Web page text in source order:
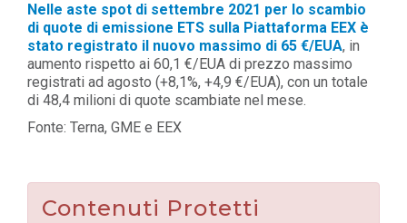
Nelle aste spot di settembre 2021 per lo scambio
di quote di emissione ETS sulla Piattaforma EEX è
stato registrato il nuovo massimo di 65 €/EUA, in
aumento rispetto ai 60,1 €/EUA di prezzo massimo
registrati ad agosto (+8,1%, +4,9 €/EUA), con un totale
di 48,4 milioni di quote scambiate nel mese.
Fonte: Terna, GME e EEX
Contenuti Protetti